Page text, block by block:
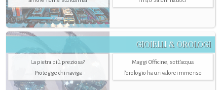
GIOIELLI & OROLOGI
La pietra più preziosa?
Protegge chi naviga
Maggi Officine, sott’acqua
l'orologio ha un valore immenso